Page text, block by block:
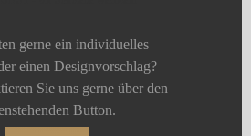
gerne ein individuelles
einen Designvorschlag?
Sie uns gerne über den
Button.